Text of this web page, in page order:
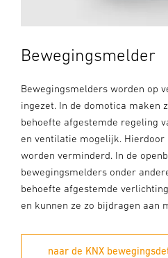
Bewegingsmelder
Bewegingsmelders worden op
ingezet. In de domotica maken
behoefte afgestemde regeling
en ventilatie mogelijk.
worden verminderd. In de
bewegingsmelders onder
behoefte afgestemde
en kunnen ze zo bijdragen aan
naar de KNX